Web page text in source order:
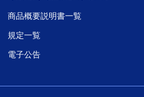
商品概要説明書一覧
規定一覧
電子公告